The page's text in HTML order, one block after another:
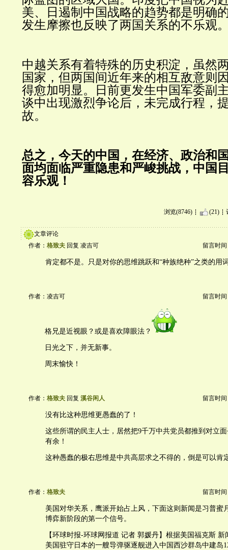
美、日遏制中国战略的趋势都是明确
发生摩擦也反映了两国关系的不乐观
中越关系有着特殊的历史积淀，虽然
国家，但两国间近年来的相互敌意则
得愈加明显。日前更发生中国军委副
谈中出现激烈争论后，未完成行程，
故。
总之，今天的中国，在经济、政治和
面均面临严重隐患和严峻挑战，中国
容乐观！
浏览(8746) (21)
文章评论
作者： 格致夫 回复 凌吉可 留言时间
肯定都不是。只是对你的思维跳跃和“种族绝种”之类的用
作者：凌吉可 留言时间
格兄是近视眼？或是喜欢障眼法？
日光之下，并无新事。
周末愉快！
作者： 格致夫 回复 溪谷闲人 留言时间
没有比这种思维更愚蠢的了！
这些所谓的民主人士，居然把9千万中共党员都推到对立
有余！
这种愚蠢的极右思维是中共高层求之不得的，倒是可以肯
作者： 格致夫 留言时间
美国对华关系，鹰派开始占上风，下面这则新闻是习普蜜
博弈新阶段的第一个信号。
【环球时报-环球网报道 记者 郭媛丹】根据美国福克斯 新
美国驻守日本的一艘导弹驱逐舰进入中国西沙群岛中建岛